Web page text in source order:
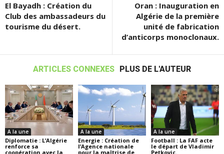
El Bayadh : Création du
Club des ambassadeurs du
tourisme du désert.
Oran : Inauguration en
Algérie de la première
unité de fabrication
d’anticorps monoclonaux.
ARTICLES CONNEXES PLUS DE L'AUTEUR
A la une
Diplomatie : L’Algérie
renforce sa
coopération avec la
A la une
Energie : Création de
l’Agence nationale
pour la maîtrise de
A la une
Football : La FAF acte
le départ de Vladimir
Petkovic.